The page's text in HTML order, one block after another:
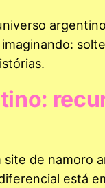
de namoro
está